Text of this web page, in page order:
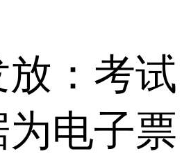
：考试
电子票